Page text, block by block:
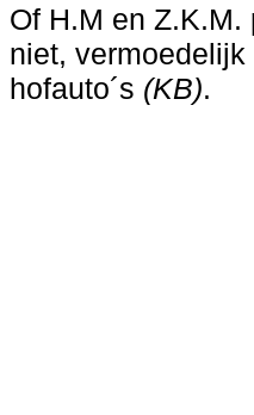
Of H.M en
niet,
hofauto´s (KB).